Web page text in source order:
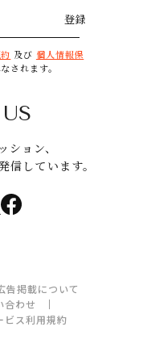
登録
及び 個人情報保
されます。
ション、
信しています。
告掲載について
合わせ
ビス利用規約